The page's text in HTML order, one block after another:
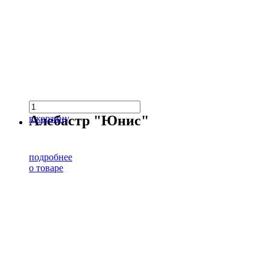
в корзину
Алебастр "Юнис"
подробнее
о товаре